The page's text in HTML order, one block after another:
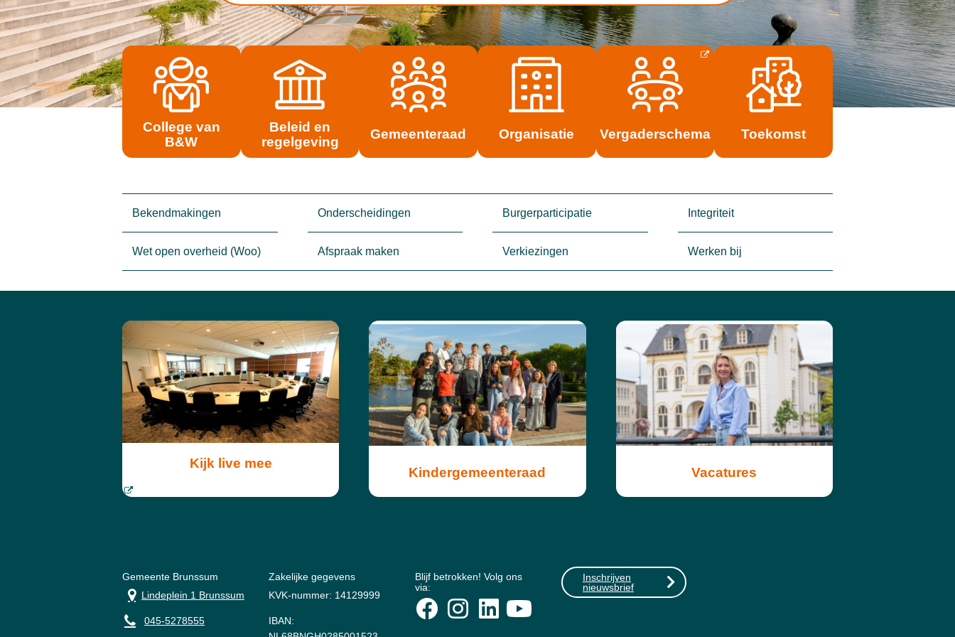
College van
B&W
Beleid en
regelgeving
Gemeenteraad Organisatie Vergaderschema Toekomst
Bekendmakingen Onderscheidingen Burgerparticipatie Integriteit
Wet open overheid (Woo) Afspraak maken Verkiezingen Werken bij
Kijk live mee
Kindergemeenteraad Vacatures
Gemeente Brunssum
Lindeplein 1 Brunssum
045-5278555
Zakelijke gegevens
KVK-nummer: 14129999
IBAN:
Blijf betrokken! Volg ons
via:
Inschrijven
nieuwsbrief